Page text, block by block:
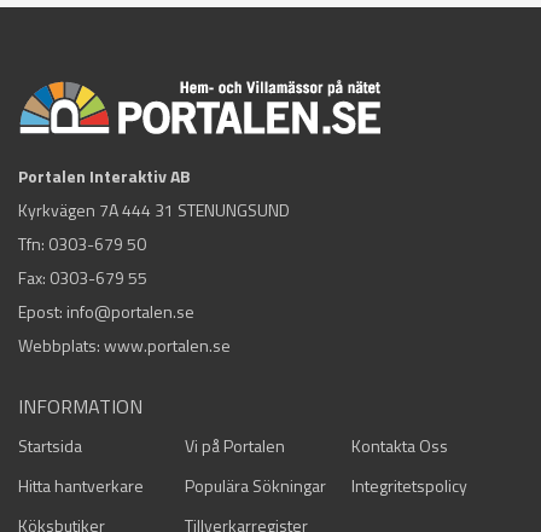
Portalen Interaktiv AB
Kyrkvägen 7A 444 31 STENUNGSUND
Tfn: 0303-679 50
Fax: 0303-679 55
Epost: info@portalen.se
Webbplats: www.portalen.se
INFORMATION
Startsida Vi på Portalen
Kontakta Oss
Hitta hantverkare
Populära Sökningar
Integritetspolicy
Köksbutiker
Tillverkarregister